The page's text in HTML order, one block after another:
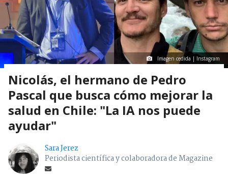
Imagen cedida | Instagram
Nicolás, el hermano de Pedro
Pascal que busca cómo mejorar la
salud en Chile: "La IA nos puede
ayudar"
Sara Jerez
Periodista científica y colaboradora de Magazine